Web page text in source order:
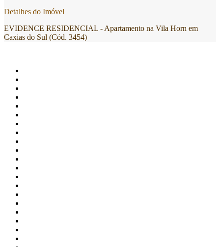
Detalhes do Imóvel
EVIDENCE RESIDENCIAL - Apartamento na Vila Horn em
Caxias do Sul (Cód. 3454)